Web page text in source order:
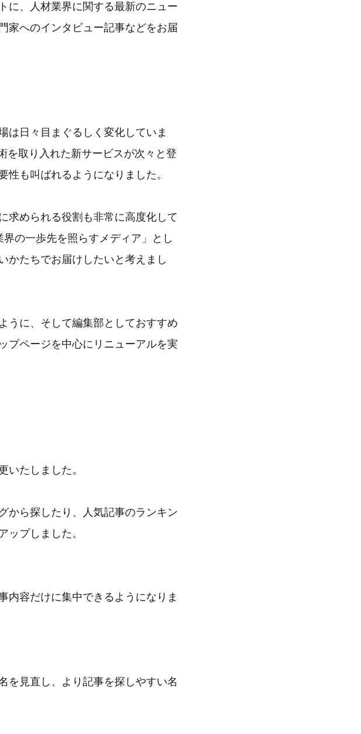
に、人材業界に関する最新のニュー
家へのインタビュー記事などをお届
は日々目まぐるしく変化していま
を取り入れた新サービスが次々と登
も叫ばれるようになりました。
求められる役割も非常に高度化して
の一歩先を照らすメディア」とし
かたちでお届けしたいと考えまし
うに、そして編集部としておすすめ
プページを中心にリニューアルを実
いたしました。
から探したり、人気記事のランキン
ップしました。
内容だけに集中できるようになりま
を見直し、より記事を探しやすい名